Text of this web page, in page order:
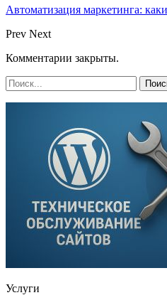
Автоматизация маркетинга:
Prev Next
Комментарии закрыты.
Услуги